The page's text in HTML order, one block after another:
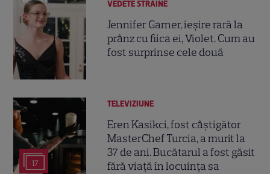
VEDETE STRĂINE
Jennifer Garner, ieșire rară la
prânz cu fiica ei, Violet. Cum au
fost surprinse cele două
17
TELEVIZIUNE
Eren Kasikci, fost câștigător
MasterChef Turcia, a murit la
37 de ani. Bucătarul a fost găsit
fără viață în locuința sa